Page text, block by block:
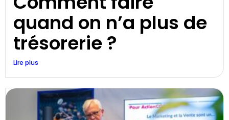
quand on n’a plus de
trésorerie ?
Lire plus